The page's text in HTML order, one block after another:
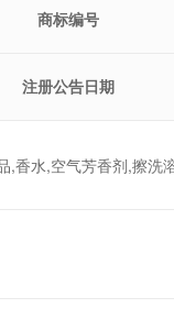
商标编号
注册公告日期
,香水,空气芳香剂,擦洗